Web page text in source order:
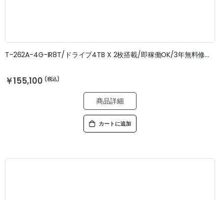
T-262A-4G-IR8T/ドライブ4TB X 2枚搭載/即稼働OK/3年無料修理保証
￥155,100
商品詳細
カートに追加